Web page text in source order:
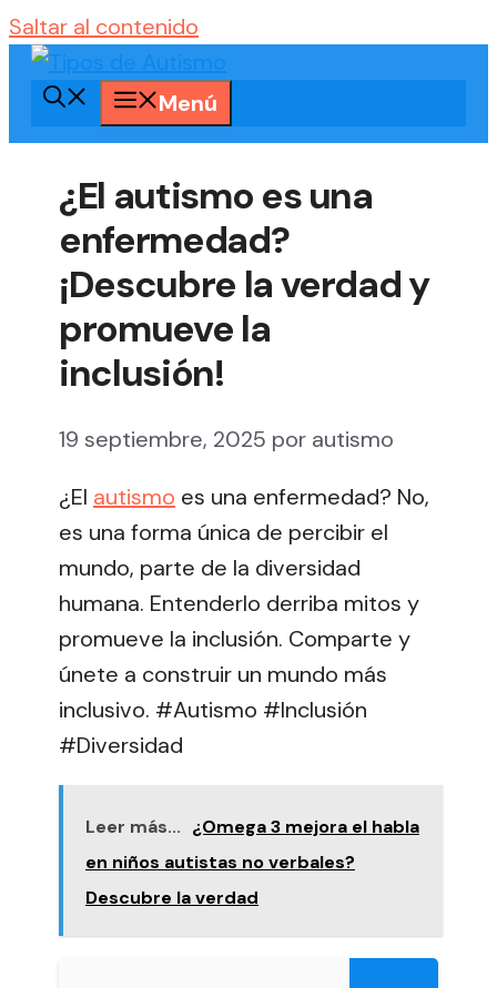
Saltar al contenido
Menú
¿El autismo es una
enfermedad?
¡Descubre la verdad y
promueve la
inclusión!
19 septiembre, 2025 por autismo
¿El autismo es una enfermedad? No,
es una forma única de percibir el
mundo, parte de la diversidad
humana. Entenderlo derriba mitos y
promueve la inclusión. Comparte y
únete a construir un mundo más
inclusivo. #Autismo #Inclusión
#Diversidad
Leer más... ¿Omega 3 mejora el habla
en niños autistas no verbales?
Descubre la verdad